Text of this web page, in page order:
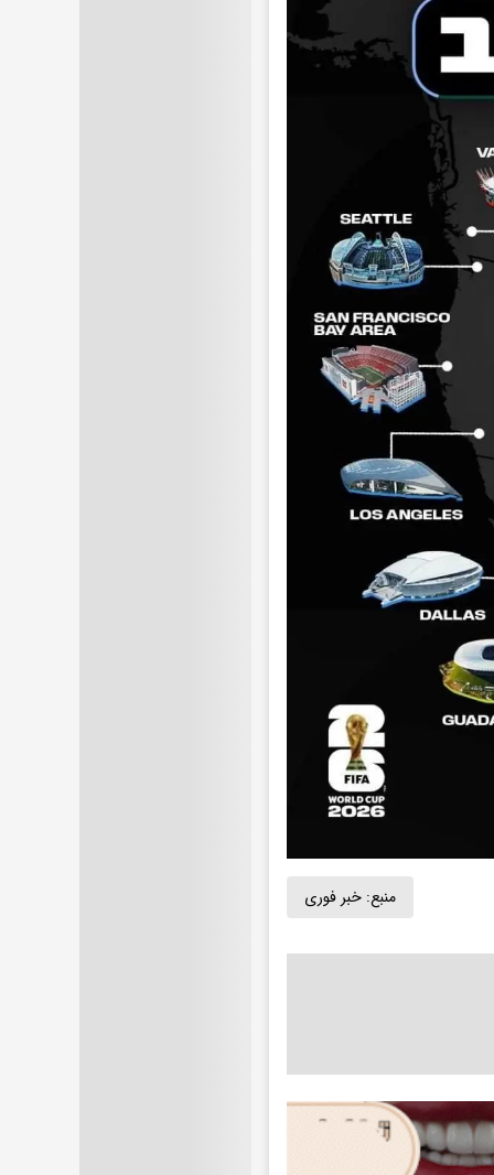
منبع: خبر فوری